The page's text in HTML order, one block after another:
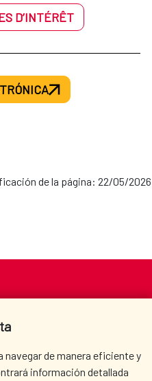
D’INTÉRÊT
de la página: 22/05/2026
navegar de manera eficiente y
información detallada